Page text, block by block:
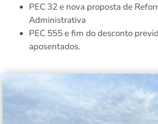
PEC 32 e nova proposta de
Administrativa
PEC 555 e fim do desconto
aposentados.